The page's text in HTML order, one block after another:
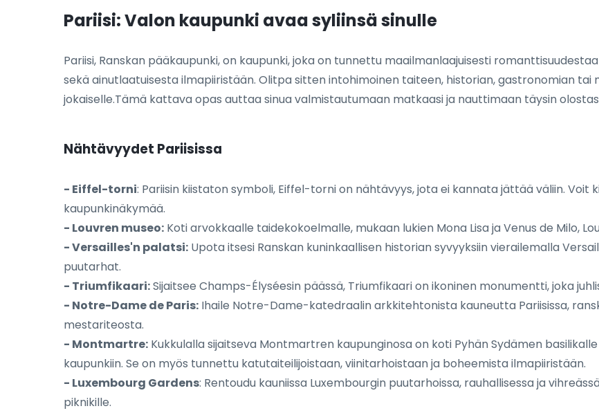
Pariisi: Valon kaupunki avaa syliinsä sinulle
Pariisi, Ranskan pääkaupunki, on kaupunki, joka on tunnettu maailmanlaajuisesti
sekä ainutlaatuisesta ilmapiiristään. Olitpa sitten intohimoinen taiteen, historian, gastronomian tai
jokaiselle.Tämä kattava opas auttaa sinua valmistautumaan matkaasi ja nauttimaan täysin
Nähtävyydet Pariisissa
- Eiffel-torni: Pariisin kiistaton symboli, Eiffel-torni on nähtävyys, jota ei kannata jättää väliin. Voit
kaupunkinäkymää.
- Louvren museo: Koti arvokkaalle taidekokoelmalle, mukaan lukien Mona Lisa ja Venus de Milo,
- Versailles'n palatsi: Upota itsesi Ranskan kuninkaallisen historian syvyyksiin vierailemalla
puutarhat.
- Triumfikaari:Sijaitsee Champs-Élyséesin päässä, Triumfikaari on ikoninen monumentti, joka
- Notre-Dame de Paris: Ihaile Notre-Dame-katedraalin arkkitehtonista kauneutta Pariisissa,
mestariteosta.
- Montmartre: Kukkulalla sijaitseva Montmartren kaupunginosa on koti Pyhän Sydämen
kaupunkiin. Se on myös tunnettu katutaiteilijoistaan, viinitarhoistaan ja boheemista ilmapiiristään.
- Luxembourg Gardens: Rentoudu kauniissa Luxembourgin puutarhoissa, rauhallisessa ja
piknikille.